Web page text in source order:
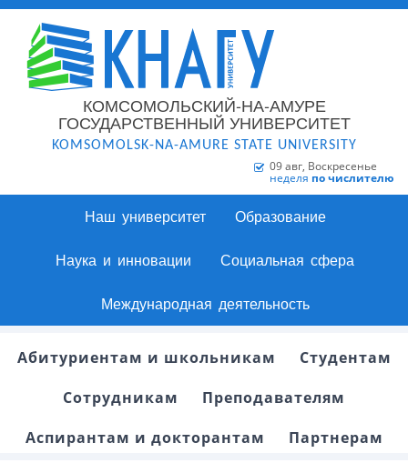
КОМСОМОЛЬСКИЙ-НА-АМУРЕ
ГОСУДАРСТВЕННЫЙ УНИВЕРСИТЕТ
KOMSOMOLSK-NA-AMURE STATE UNIVERSITY
09 авг, Воскресенье
неделя по числителю
Наш университет Образование
Наука и инновации Социальная сфера
Международная деятельность
Абитуриентам и школьникам
Студентам
Сотрудникам
Преподавателям
Аспирантам и докторантам
Партнерам